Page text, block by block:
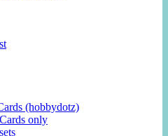
(hobbydotz)
only